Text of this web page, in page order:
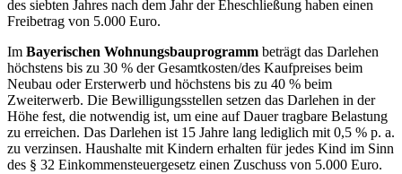
des siebten Jahres nach dem Jahr der Eheschließung haben einen
Freibetrag von 5.000 Euro.
Im Bayerischen Wohnungsbauprogramm beträgt das Darlehen
höchstens bis zu 30 % der Gesamtkosten/des Kaufpreises beim
Neubau oder Ersterwerb und höchstens bis zu 40 % beim
Zweiterwerb. Die Bewilligungsstellen setzen das Darlehen in der
Höhe fest, die notwendig ist, um eine auf Dauer tragbare Belastung
zu erreichen. Das Darlehen ist 15 Jahre lang lediglich mit 0,5 % p. a.
zu verzinsen. Haushalte mit Kindern erhalten für jedes Kind im Sinn
des § 32 Einkommensteuergesetz einen Zuschuss von 5.000 Euro.